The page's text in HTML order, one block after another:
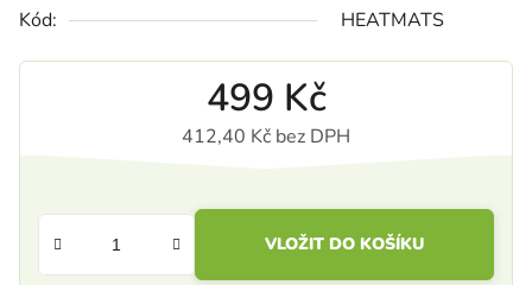
Kód:
HEATMATS
499 Kč
412,40 Kč bez DPH
VLOŽIT DO KOŠÍKU